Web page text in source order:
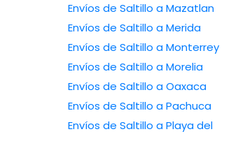
Envíos de Saltillo a Mazatlan
Envíos de Saltillo a Merida
Envíos de Saltillo a Monterrey
Envíos de Saltillo a Morelia
Envíos de Saltillo a Oaxaca
Envíos de Saltillo a Pachuca
Envíos de Saltillo a Playa del